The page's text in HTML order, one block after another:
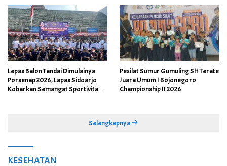
Lepas Balon Tandai Dimulainya
Porsenap 2026, Lapas Sidoarjo
Kobarkan Semangat Sportivitas
Pesilat Sumur Gumuling SH Terate
Juara Umum I Bojonegoro
Championship II 2026
Selengkapnya
KESEHATAN